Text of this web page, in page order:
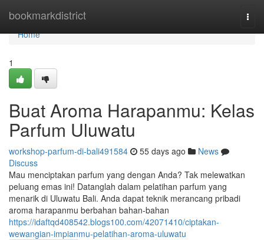
bookmarkdistrict
Home
Home
1
Buat Aroma Harapanmu: Kelas
Parfum Uluwatu
workshop-parfum-di-bali491584 55 days ago
News
Discuss
Mau menciptakan parfum yang dengan Anda? Tak melewatkan
peluang emas ini! Datanglah dalam pelatihan parfum yang
menarik di Uluwatu Bali. Anda dapat teknik merancang pribadi
aroma harapanmu berbahan bahan-bahan
https://idaftqd408542.blogs100.com/42071410/ciptakan-
wewangian-impianmu-pelatihan-aroma-uluwatu